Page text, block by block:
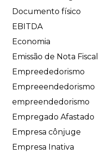
Documento físico
EBITDA
Economia
Emissão de Nota Fiscal
Empreededorismo
Empreeendedorismo
empreendedorismo
Empregado Afastado
Empresa cônjuge
Empresa Inativa